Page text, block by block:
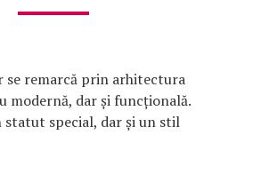
se remarcă prin arhitectura
modernă, dar și funcțională.
statut special, dar și un stil